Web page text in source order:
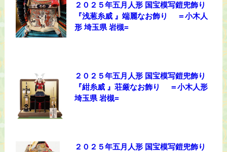
２０２５年五月人形 国宝模写鎧兜飾り
『浅葱糸威 』端麗なお飾り ＝小木人
形 埼玉県 岩槻=
２０２５年五月人形 国宝模写鎧兜飾り
『紺糸威 』荘厳なお飾り ＝小木人形
埼玉県 岩槻=
２０２５年五月人形 国宝模写鎧兜飾り